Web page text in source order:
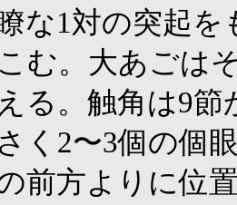
な1対の突起を
む。大あごは
る。触角は9節
く2〜3個の個
前方よりに位